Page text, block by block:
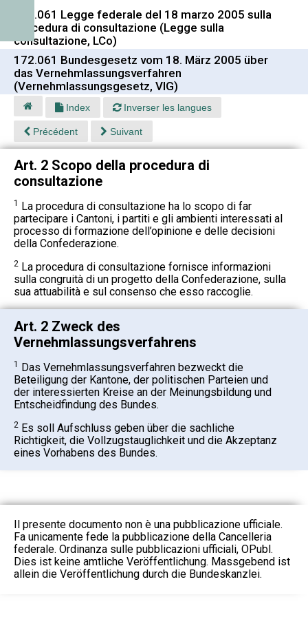
172.061 Legge federale del 18 marzo 2005 sulla
procedura di consultazione (Legge sulla
consultazione, LCo)
172.061 Bundesgesetz vom 18. März 2005 über
das Vernehmlassungsverfahren
(Vernehmlassungsgesetz, VlG)
Index Inverser les langues
Précédent Suivant
Art. 2 Scopo della procedura di
consultazione
1 La procedura di consultazione ha lo scopo di far
partecipare i Cantoni, i partiti e gli ambienti interessati al
processo di formazione dell’opinione e delle decisioni
della Confederazione.
2 La procedura di consultazione fornisce informazioni
sulla congruità di un progetto della Confederazione, sulla
sua attuabilità e sul consenso che esso raccoglie.
Art. 2 Zweck des
Vernehmlassungsverfahrens
1 Das Vernehmlassungsverfahren bezweckt die
Beteiligung der Kantone, der politischen Parteien und
der interessierten Kreise an der Meinungsbildung und
Entscheidfindung des Bundes.
2 Es soll Aufschluss geben über die sachliche
Richtigkeit, die Vollzugstauglichkeit und die Akzeptanz
eines Vorhabens des Bundes.
Il presente documento non è una pubblicazione ufficiale.
Fa unicamente fede la pubblicazione della Cancelleria
federale. Ordinanza sulle pubblicazioni ufficiali, OPubl.
Dies ist keine amtliche Veröffentlichung. Massgebend ist
allein die Veröffentlichung durch die Bundeskanzlei.